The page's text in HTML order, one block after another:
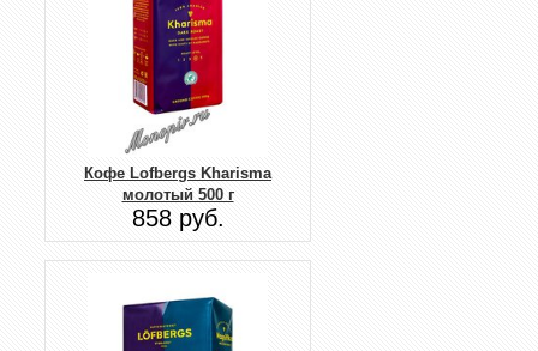
Кофе Lofbergs Kharisma
молотый 500 г
858 руб.